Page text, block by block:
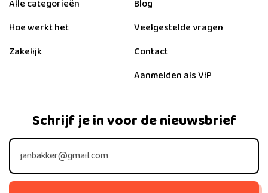
Alle categorieën
Hoe werkt het
Zakelijk
Blog
Veelgestelde vragen
Contact
Aanmelden als VIP
Schrijf je in voor de nieuwsbrief